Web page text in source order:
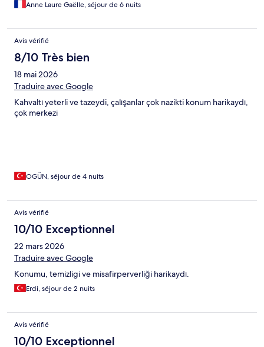
peu trop humide à mon goût. Sinon la literie est confortable,
Anne Laure Gaëlle, séjour de 6 nuits
Avis vérifié
8/10 Très bien
18 mai 2026
Traduire avec Google
Kahvaltı yeterli ve tazeydi, çalışanlar çok nazikti konum harikaydı,
çok merkezi
OGÜN, séjour de 4 nuits
Avis vérifié
10/10 Exceptionnel
22 mars 2026
Traduire avec Google
Konumu, temizligi ve misafirperverliği harikaydı.
Erdi, séjour de 2 nuits
Avis vérifié
10/10 Exceptionnel